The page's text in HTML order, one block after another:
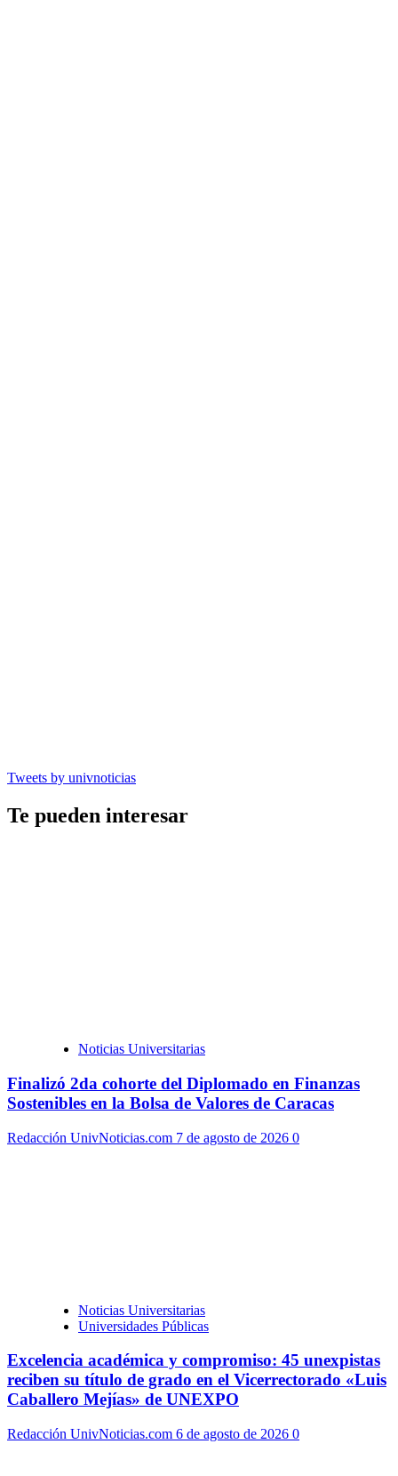
Tweets by univnoticias
Te pueden interesar
Noticias Universitarias
Finalizó 2da cohorte del Diplomado en Finanzas
Sostenibles en la Bolsa de Valores de Caracas
Redacción UnivNoticias.com 7 de agosto de 2026 0
Noticias Universitarias
Universidades Públicas
Excelencia académica y compromiso: 45 unexpistas
reciben su título de grado en el Vicerrectorado «Luis
Caballero Mejías» de UNEXPO
Redacción UnivNoticias.com 6 de agosto de 2026 0